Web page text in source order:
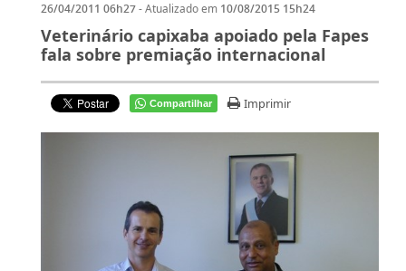
26/04/2011 06h27- Atualizado em 10/08/2015 15h24
Veterinário capixaba apoiado pela Fapes
fala sobre premiação internacional
Compartilhar Imprimir